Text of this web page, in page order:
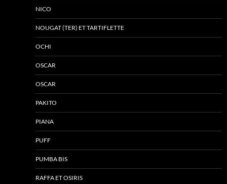
NICO
NOUGAT (TER) ET TARTIFLETTE
OCHI
OSCAR
OSCAR
PAKITO
PIANA
PUFF
PUMBA BIS
RAFFA ET OSIRIS